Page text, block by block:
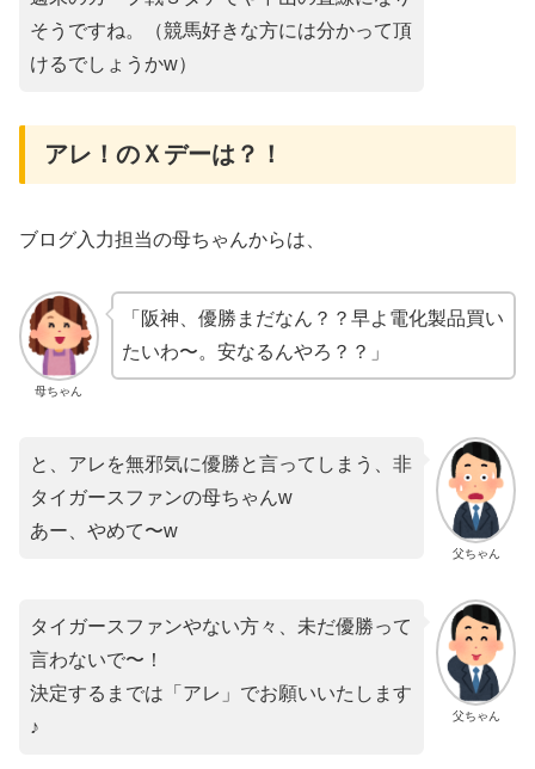
そうですね。（競馬好きな方には分かって頂
けるでしょうかw）
アレ！のＸデーは？！
ブログ入力担当の母ちゃんからは、
母ちゃん
「阪神、優勝まだなん？？早よ電化製品買い
たいわ〜。安なるんやろ？？」
父ちゃん
と、アレを無邪気に優勝と言ってしまう、非
タイガースファンの母ちゃんw
あー、やめて〜w
父ちゃん
タイガースファンやない方々、未だ優勝って
言わないで〜！
決定するまでは「アレ」でお願いいたします
♪